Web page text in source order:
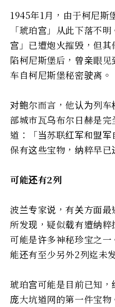
1945年1月，由于柯尼斯
「琥珀宫」从此下落不
宫」已遭炮火摧毁，但
陷柯尼斯堡后，曾亲眼
车自柯尼斯堡秘密驶离。
对鲍尔而言，他认为列
部城市瓦乌布尔日赫是
道：「当苏联红军和盟
保有这些宝物，纳粹早已
可能还有2列
波兰专家说，有关方面
所发现，疑似载有遭纳
可能是许多神秘珍宝之
能还有至少另外2列迄未
琥珀宫可能是目前已知
庞大坑道网的第一件宝